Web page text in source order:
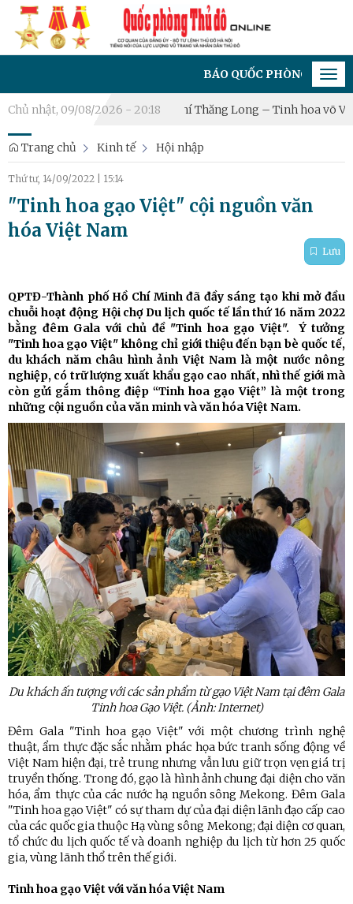
BÁO QUỐC PHÒNG THỦ ĐÔ - CƠ
Chủ nhật, 09/08/2026 - 20:18
tế Hà Nội 2026: “Hào khí Thăng Long – Tinh hoa võ Việt”
Trang chủ Kinh tế Hội nhập
Thứ tư, 14/09/2022 15:14
"Tinh hoa gạo Việt" cội nguồn văn
hóa Việt Nam
Lưu
QPTĐ-Thành phố Hồ Chí Minh đã đầy sáng tạo khi mở đầu
chuỗi hoạt động Hội chợ Du lịch quốc tế lần thứ 16 năm 2022
bằng đêm Gala với chủ đề "Tinh hoa gạo Việt". Ý tưởng
"Tinh hoa gạo Việt" không chỉ giới thiệu đến bạn bè quốc tế,
du khách năm châu hình ảnh Việt Nam là một nước nông
nghiệp, có trữ lượng xuất khẩu gạo cao nhất, nhì thế giới mà
còn gửi gắm thông điệp “Tinh hoa gạo Việt” là một trong
những cội nguồn của văn minh và văn hóa Việt Nam.
Du khách ấn tượng với các sản phẩm từ gạo Việt Nam tại đêm Gala
Tinh hoa Gạo Việt. (Ảnh: Internet)
Đêm Gala "Tinh hoa gạo Việt" với một chương trình nghệ
thuật, ẩm thực đặc sắc nhằm phác họa bức tranh sống động về
Việt Nam hiện đại, trẻ trung nhưng vẫn lưu giữ trọn vẹn giá trị
truyền thống. Trong đó, gạo là hình ảnh chung đại diện cho văn
hóa, ẩm thực của các nước hạ nguồn sông Mekong. Đêm Gala
"Tinh hoa gạo Việt" có sự tham dự của đại diện lãnh đạo cấp cao
của các quốc gia thuộc Hạ vùng sông Mekong; đại diện cơ quan,
tổ chức du lịch quốc tế và doanh nghiệp du lịch từ hơn 25 quốc
gia, vùng lãnh thổ trên thế giới.
Tinh hoa gạo Việt với văn hóa Việt Nam